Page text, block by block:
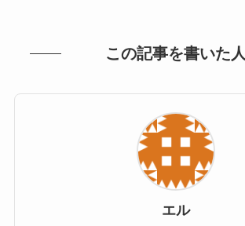
この記事を書いた人
エル